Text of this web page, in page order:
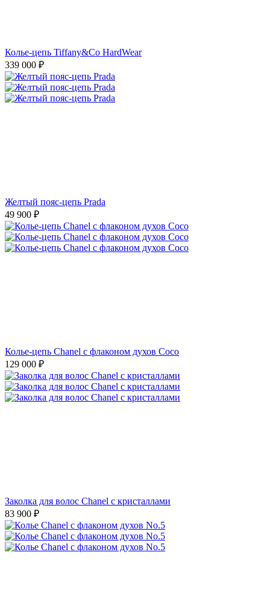
Колье-цепь Tiffany&Co HardWear
339 000 ₽
Желтый пояс-цепь Prada
49 900 ₽
Колье-цепь Chanel с флаконом духов Coco
129 000 ₽
Заколка для волос Chanel с кристаллами
83 900 ₽